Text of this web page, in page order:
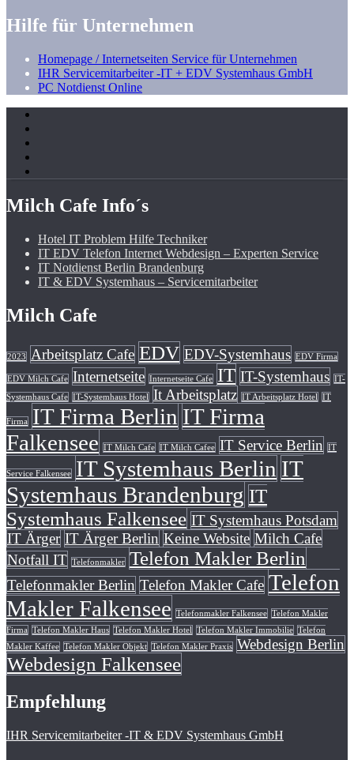
Hilfe für Unternehmen
Homepage / Internetseiten Service für Unternehmen
IHR Servicemitarbeiter -IT + EDV Systemhaus GmbH
PC Notdienst Online
Milch Cafe Info´s
Hotel IT Problem Hilfe Techniker
IT EDV Telefon Internet Webdesign – Experten Service
IT Notdienst Berlin Brandenburg
IT & EDV Systemhaus – Servicemitarbeiter
Milch Cafe
2023 Arbeitsplatz Cafe EDV EDV-Systemhaus EDV Firma
EDV Milch Cafe Internetseite Internetseite Cafe IT IT-Systemhaus IT-
Systemhaus Cafe IT-Systemhaus Hotel It Arbeitsplatz IT Arbeitsplatz Hotel IT
Firma IT Firma Berlin IT Firma
Falkensee
IT Milch Cafe IT Milch Cafee IT Service Berlin IT
Service Falkensee IT Systemhaus Berlin IT
Systemhaus Brandenburg IT
Systemhaus Falkensee IT Systemhaus Potsdam
IT Ärger IT Ärger Berlin Keine Website Milch Cafe
Notfall IT Telefonmakler Telefon Makler Berlin
Telefonmakler Berlin Telefon Makler Cafe Telefon
Makler Falkensee
Telefonmakler Falkensee Telefon Makler
Firma
Telefon Makler Haus Telefon Makler Hotel Telefon Makler Immobilie Telefon
Makler Kaffee Telefon Makler Objekt Telefon Makler Praxis Webdesign Berlin
Webdesign Falkensee
Empfehlung
IHR Servicemitarbeiter -IT & EDV Systemhaus GmbH